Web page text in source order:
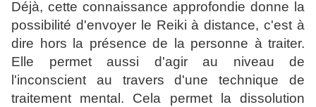
Déjà, cette connaissance approfondie donne la
possibilité d'envoyer le Reiki à distance, c'est à
dire hors la présence de la personne à traiter.
Elle permet aussi d'agir au niveau de
l'inconscient au travers d'une technique de
traitement mental. Cela permet la dissolution